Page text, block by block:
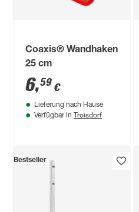
Coaxis® Wandhaken
25 cm
6,59 €
Lieferung nach Hause
Verfügbar in Troisdorf
Bestseller